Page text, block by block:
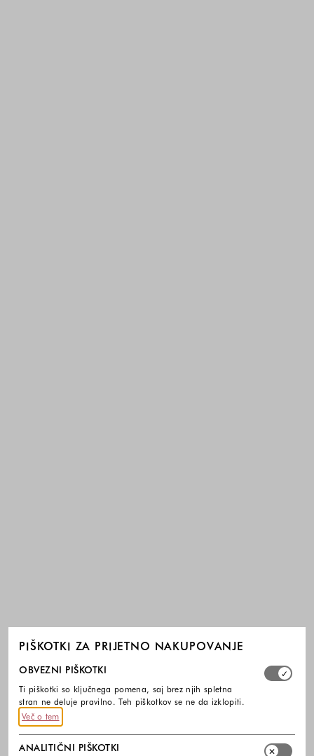
PIŠKOTKI ZA PRIJETNO NAKUPOVANJE
Izberite, katere skupine piškotkov dovolite. Obvezni
OBVEZNI PIŠKOTKI
Ti piškotki so ključnega pomena, saj brez njih spletna
stran ne deluje pravilno. Teh piškotkov se ne da izklopiti.
Več o tem
ANALITIČNI PIŠKOTKI